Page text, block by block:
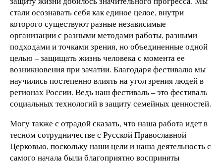
стали осознавать себя как единое целое, внутри
которого существуют разные независимые
организации с разными методами работы, разными
подходами и точками зрения, но объединенные одной
целью – защищать жизнь человека с момента ее
возникновения при зачатии. Благодаря фестивалю мы
научились постепенно влиять на угол зрения людей в
регионах России. Ведь наш фестиваль – это фестиваль
социальных технологий в защиту семейных ценностей.
Могу также с отрадой сказать, что наша работа идет в
тесном сотрудничестве с Русской Православной
Церковью, поскольку наши цели и наша деятельность с
самого начала были благоприятно восприняты